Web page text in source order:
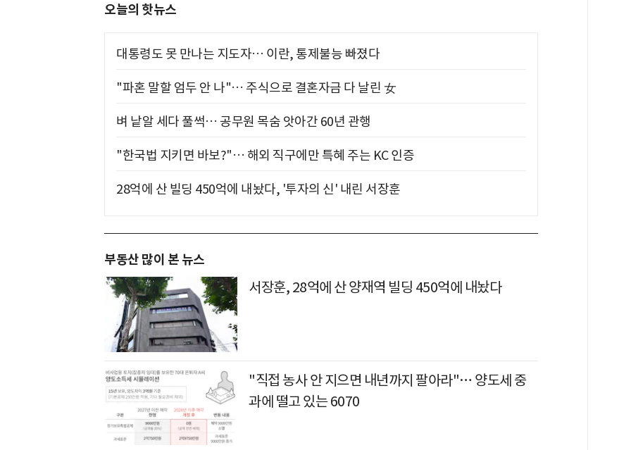
오늘의 핫뉴스
대통령도 못 만나는 지도자… 이란, 통제불능 빠졌다
"파혼 말할 엄두 안 나"… 주식으로 결혼자금 다 날린 女
벼 낱알 세다 풀썩… 공무원 목숨 앗아간 60년 관행
"한국법 지키면 바보?"… 해외 직구에만 특혜 주는 KC 인증
28억에 산 빌딩 450억에 내놨다, '투자의 신' 내린 서장훈
부동산 많이 본 뉴스
서장훈, 28억에 산 양재역 빌딩 450억에 내놨다
"직접 농사 안 지으면 내년까지 팔아라"… 양도세 중
과에 떨고 있는 6070